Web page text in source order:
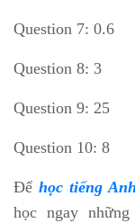
Question 7: 0.6
Question 8: 3
Question 9: 25
Question 10: 8
Để học tiếng
học ngay